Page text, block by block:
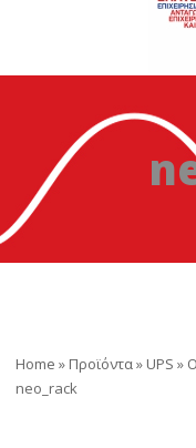
Home » Προϊόντα» UPS »
neo_rack